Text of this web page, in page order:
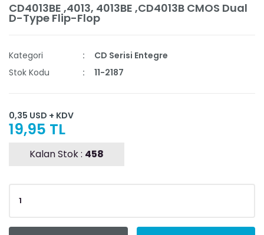
CD4013BE ,4013, 4013BE ,CD4013B CMOS Dual
D-Type Flip-Flop
Kategori
CD Serisi Entegre
Stok Kodu
11-2187
0,35 USD + KDV
19,95 TL
Kalan Stok : 458